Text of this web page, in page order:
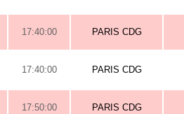
17:40:00 PARIS CDG
17:40:00 PARIS CDG
17:50:00 PARIS CDG